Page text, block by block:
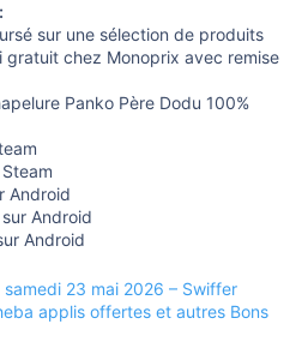
sur une sélection de produits
gratuit chez Monoprix avec remise
Panko Père Dodu 100%
Android
Android
Android
23 mai 2026 – Swiffer
applis offertes et autres Bons